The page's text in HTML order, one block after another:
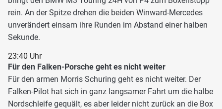
rein. An der Spitze drehen die beiden Winward-Mercedes
unverändert einsam ihre Runden im Abstand einer halben
Sekunde.
23:40 Uhr
Für den Falken-Porsche geht es nicht weiter
Für den armen Morris Schuring geht es nicht weiter. Der
Falken-Pilot hat sich in ganz langsamer Fahrt um die halbe
Nordschleife gequält, es aber leider nicht zurück an die Box